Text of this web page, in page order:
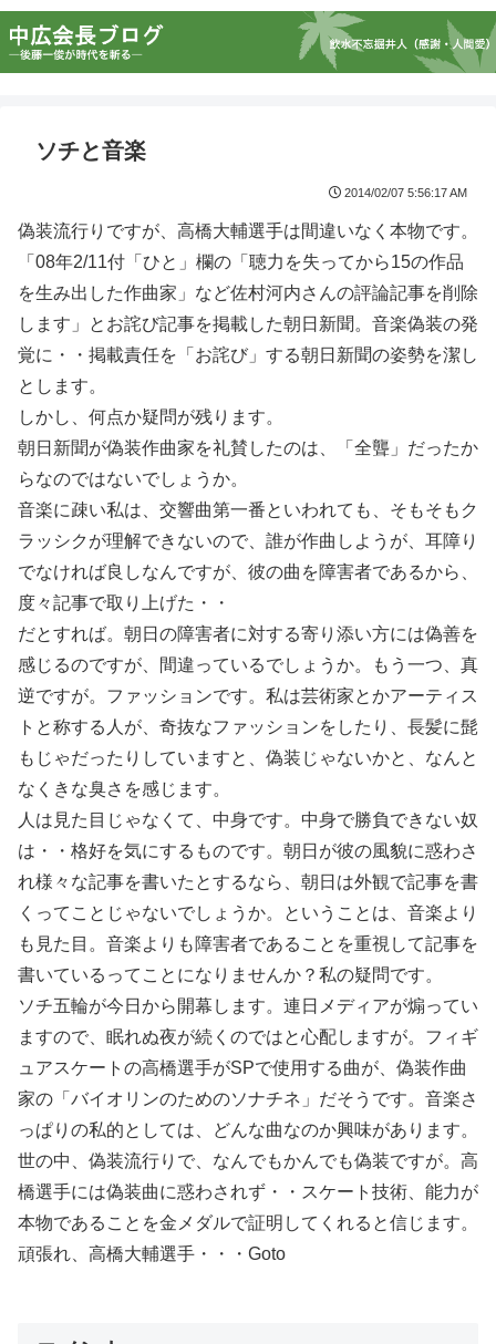
ソチと音楽
2014/02/07 5:56:17 AM
偽装流行りですが、高橋大輔選手は間違いなく本物です。
「08年2/11付「ひと」欄の「聴力を失ってから15の作品
を生み出した作曲家」など佐村河内さんの評論記事を削除
します」とお詫び記事を掲載した朝日新聞。音楽偽装の発
覚に・・掲載責任を「お詫び」する朝日新聞の姿勢を潔し
とします。
しかし、何点か疑問が残ります。
朝日新聞が偽装作曲家を礼賛したのは、「全聾」だったか
らなのではないでしょうか。
音楽に疎い私は、交響曲第一番といわれても、そもそもク
ラッシクが理解できないので、誰が作曲しようが、耳障り
でなければ良しなんですが、彼の曲を障害者であるから、
度々記事で取り上げた・・
だとすれば。朝日の障害者に対する寄り添い方には偽善を
感じるのですが、間違っているでしょうか。もう一つ、真
逆ですが。ファッションです。私は芸術家とかアーティス
トと称する人が、奇抜なファッションをしたり、長髪に髭
もじゃだったりしていますと、偽装じゃないかと、なんと
なくきな臭さを感じます。
人は見た目じゃなくて、中身です。中身で勝負できない奴
は・・格好を気にするものです。朝日が彼の風貌に惑わさ
れ様々な記事を書いたとするなら、朝日は外観で記事を書
くってことじゃないでしょうか。ということは、音楽より
も見た目。音楽よりも障害者であることを重視して記事を
書いているってことになりませんか？私の疑問です。
ソチ五輪が今日から開幕します。連日メディアが煽ってい
ますので、眠れぬ夜が続くのではと心配しますが。フィギ
ュアスケートの高橋選手がSPで使用する曲が、偽装作曲
家の「バイオリンのためのソナチネ」だそうです。音楽さ
っぱりの私的としては、どんな曲なのか興味があります。
世の中、偽装流行りで、なんでもかんでも偽装ですが。高
橋選手には偽装曲に惑わされず・・スケート技術、能力が
本物であることを金メダルで証明してくれると信じます。
頑張れ、高橋大輔選手・・・Goto